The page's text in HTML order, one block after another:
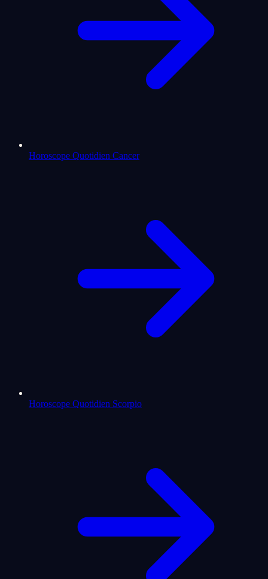
Horoscope Quotidien Cancer
Horoscope Quotidien Scorpio